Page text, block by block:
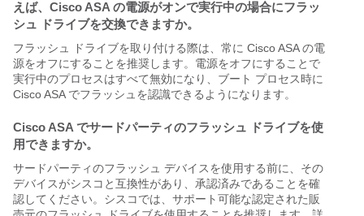
えば、Cisco ASA の電源がオンで実行中の場合にフラッ
シュ ドライブを交換できますか。
フラッシュ ドライブを取り付ける際は、常に Cisco ASA の電
源をオフにすることを推奨します。電源をオフにすることで
実行中のプロセスはすべて無効になり、ブート プロセス時に
Cisco ASA でフラッシュを認識できるようになります。
Cisco ASA でサードパーティのフラッシュ ドライブを使
用できますか。
サードパーティのフラッシュ デバイスを使用する前に、その
デバイスがシスコと互換性があり、承認済みであることを確
認してください。シスコでは、サポート可能な認定された販